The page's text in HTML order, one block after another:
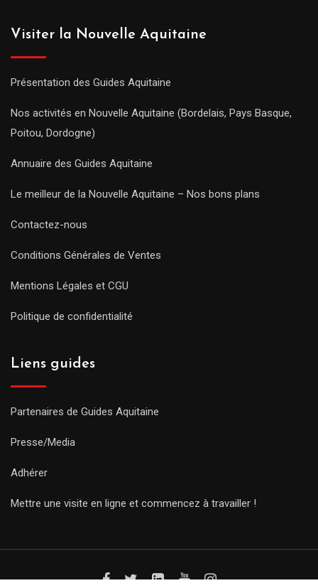
Visiter la Nouvelle Aquitaine
Présentation des Guides Aquitaine
Nos activités en Nouvelle Aquitaine (Bordelais, Pays Basque,
Poitou, Dordogne)
Annuaire des Guides Aquitaine
Le meilleur de la Nouvelle Aquitaine – Nos bons plans
Contactez-nous
Conditions Générales de Ventes
Mentions Légales et CGU
Politique de confidentialité
Liens guides
Partenaires de Guides Aquitaine
Presse/Media
Adhérer
Mettre une visite en ligne et commencez à travailler !